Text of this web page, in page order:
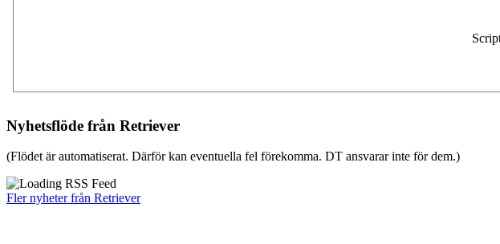
Nyhetsflöde från Retriever
(Flödet är automatiserat. Därför kan eventuella fel förekomma. DT ansvarar inte för dem.)
Fler nyheter från Retriever